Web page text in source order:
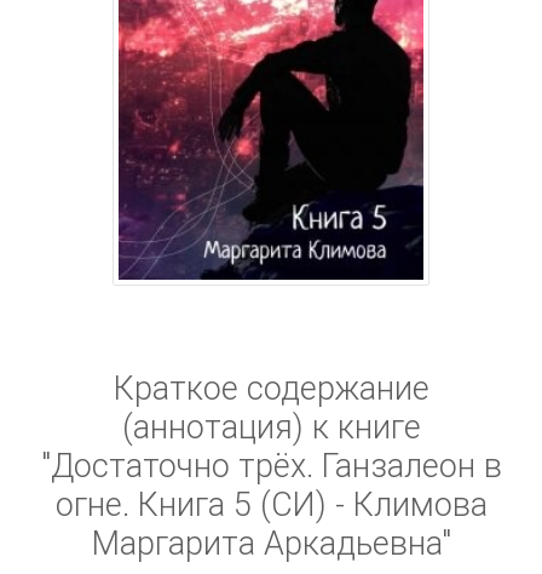
Краткое содержание
(аннотация) к книге
"Достаточно трёх. Ганзалеон в
огне. Книга 5 (СИ) - Климова
Маргарита Аркадьевна"